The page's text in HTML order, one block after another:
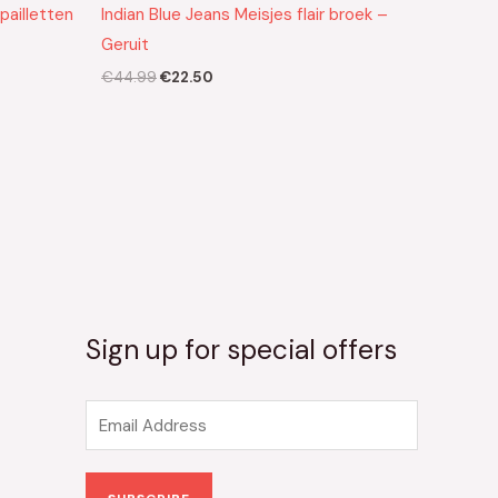
Indian Blue Jeans Meisjes flair broek –
Geruit
€44.99€22.50
Sign up for special offers
m
a